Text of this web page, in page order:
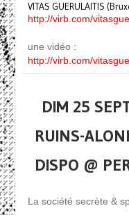
VITAS GUERULAITIS
http://virb.com/
une vidéo :
http://virb.com/
DIM 25
RUINS-
DISPO @
La société secrète &